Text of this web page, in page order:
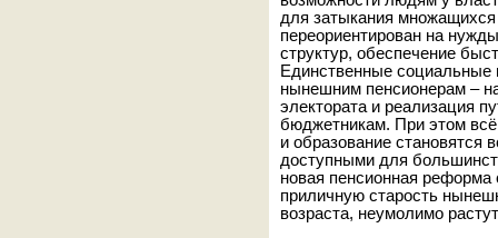
для затыкания
переориентирован на
структур, обеспечение
Единственные социальные
нынешним пенсионерам –
электората и реализация
бюджетникам. При этом
и образование
доступными для
новая пенсионная реформа
приличную старость
возраста, неумолимо